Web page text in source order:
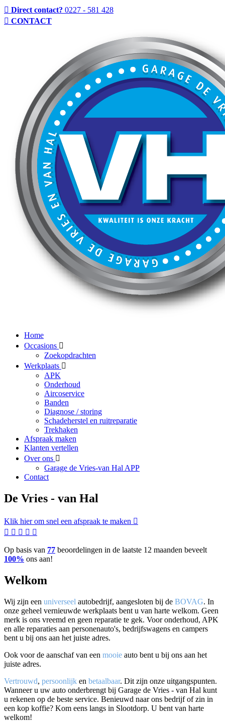
Direct contact? 0227 - 581 428
CONTACT
Home
Occasions
Zoekopdrachten
Werkplaats
APK
Onderhoud
Aircoservice
Banden
Diagnose / storing
Schadeherstel en ruitreparatie
Trekhaken
Afspraak maken
Klanten vertellen
Over ons
Garage de Vries-van Hal APP
Contact
De Vries - van Hal
Klik hier om snel een afspraak te maken
Op basis van 77 beoordelingen in de laatste 12 maanden beveelt
100% ons aan!
Welkom
Wij zijn een universeel autobedrijf, aangesloten bij de BOVAG. In
onze geheel vernieuwde werkplaats bent u van harte welkom. Geen
merk is ons vreemd en geen reparatie te gek. Voor onderhoud, APK
en alle reparaties aan personenauto's, bedrijfswagens en campers
bent u bij ons aan het juiste adres.
Ook voor de aanschaf van een mooie auto bent u bij ons aan het
juiste adres.
Vertrouwd, persoonlijk en betaalbaar. Dit zijn onze uitgangspunten.
Wanneer u uw auto onderbrengt bij Garage de Vries - van Hal kunt
u rekenen op de beste service. Benieuwd naar ons bedrijf of zin in
een kop koffie? Kom eens langs in Slootdorp. U bent van harte
welkom!